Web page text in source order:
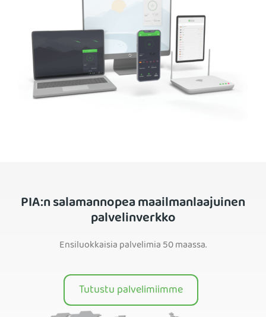
PIA:n salamannopea maailmanlaajuinen
palvelinverkko
Ensiluokkaisia palvelimia 50 maassa.
Tutustu palvelimiimme